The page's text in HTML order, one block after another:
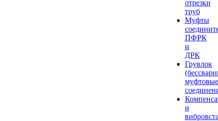
отрезки
труб
Муфты
ПФРК
и
ДРК
Грувлок
муфтовые
и